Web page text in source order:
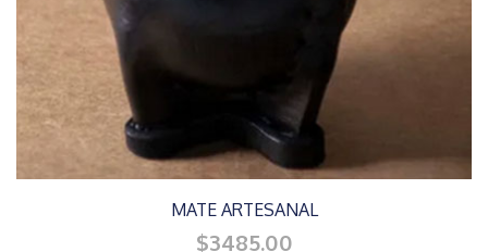
MATE ARTESANAL
$3485.00